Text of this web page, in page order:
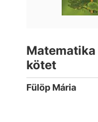
kötet
Fülöp Mária